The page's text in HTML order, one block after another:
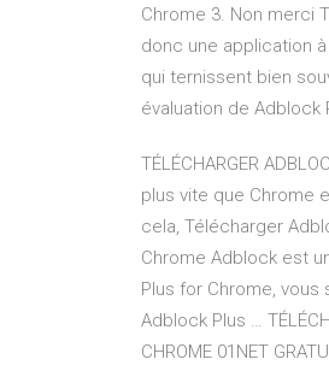
Chrome 3. Non merci
donc une application
qui ternissent bien
évaluation de Adblock
TÉLÉCHARGER
plus vite que Chrome
cela, Télécharger
Chrome Adblock est
Plus for Chrome,
Adblock Plus …
CHROME 01NET